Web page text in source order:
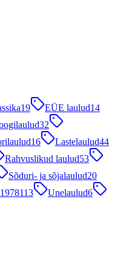
19 EÜE laulud14
32
16 Lastelaulud44
Rahvuslikud laulud53
Sõduri- ja sõjalaulud20
113 Unelaulud6